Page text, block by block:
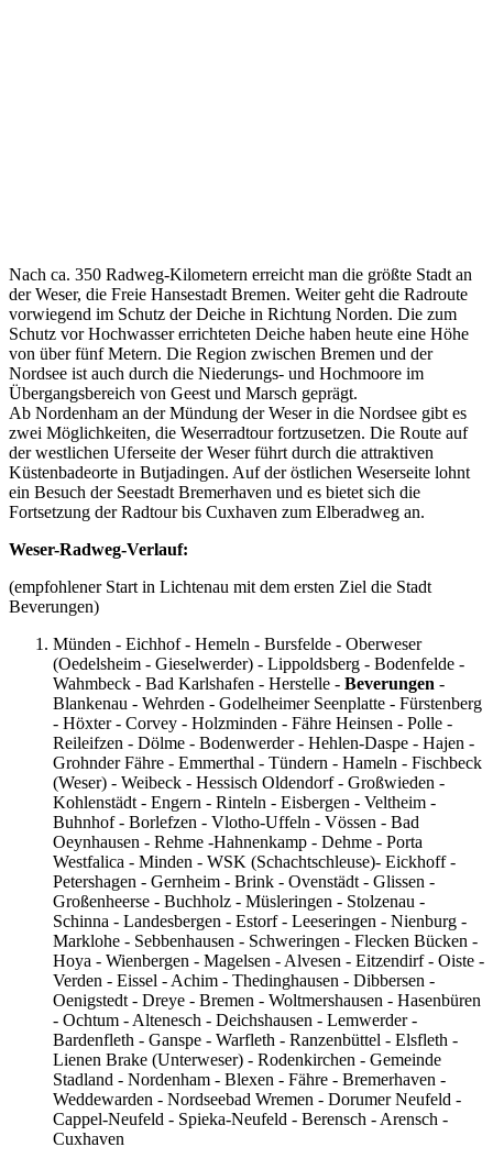
Nach ca. 350 Radweg-Kilometern erreicht man die größte Stadt an
der Weser, die Freie Hansestadt Bremen. Weiter geht die Radroute
vorwiegend im Schutz der Deiche in Richtung Norden. Die zum
Schutz vor Hochwasser errichteten Deiche haben heute eine Höhe
von über fünf Metern. Die Region zwischen Bremen und der
Nordsee ist auch durch die Niederungs- und Hochmoore im
Übergangsbereich von Geest und Marsch geprägt.
Ab Nordenham an der Mündung der Weser in die Nordsee gibt es
zwei Möglichkeiten, die Weserradtour fortzusetzen. Die Route auf
der westlichen Uferseite der Weser führt durch die attraktiven
Küstenbadeorte in Butjadingen. Auf der östlichen Weserseite lohnt
ein Besuch der Seestadt Bremerhaven und es bietet sich die
Fortsetzung der Radtour bis Cuxhaven zum Elberadweg an.
Weser-Radweg-Verlauf:
(empfohlener Start in Lichtenau mit dem ersten Ziel die Stadt
Beverungen)
Münden - Eichhof - Hemeln - Bursfelde - Oberweser
(Oedelsheim - Gieselwerder) - Lippoldsberg - Bodenfelde -
Wahmbeck - Bad Karlshafen - Herstelle - Beverungen -
Blankenau - Wehrden - Godelheimer Seenplatte - Fürstenberg
- Höxter - Corvey - Holzminden - Fähre Heinsen - Polle -
Reileifzen - Dölme - Bodenwerder - Hehlen-Daspe - Hajen -
Grohnder Fähre - Emmerthal - Tündern - Hameln - Fischbeck
(Weser) - Weibeck - Hessisch Oldendorf - Großwieden -
Kohlenstädt - Engern - Rinteln - Eisbergen - Veltheim -
Buhnhof - Borlefzen - Vlotho-Uffeln - Vössen - Bad
Oeynhausen - Rehme -Hahnenkamp - Dehme - Porta
Westfalica - Minden - WSK (Schachtschleuse)- Eickhoff -
Petershagen - Gernheim - Brink - Ovenstädt - Glissen -
Großenheerse - Buchholz - Müsleringen - Stolzenau -
Schinna - Landesbergen - Estorf - Leeseringen - Nienburg -
Marklohe - Sebbenhausen - Schweringen - Flecken Bücken -
Hoya - Wienbergen - Magelsen - Alvesen - Eitzendirf - Oiste -
Verden - Eissel - Achim - Thedinghausen - Dibbersen -
Oenigstedt - Dreye - Bremen - Woltmershausen - Hasenbüren
- Ochtum - Altenesch - Deichshausen - Lemwerder -
Bardenfleth - Ganspe - Warfleth - Ranzenbüttel - Elsfleth -
Lienen Brake (Unterweser) - Rodenkirchen - Gemeinde
Stadland - Nordenham - Blexen - Fähre - Bremerhaven -
Weddewarden - Nordseebad Wremen - Dorumer Neufeld -
Cappel-Neufeld - Spieka-Neufeld - Berensch - Arensch -
Cuxhaven